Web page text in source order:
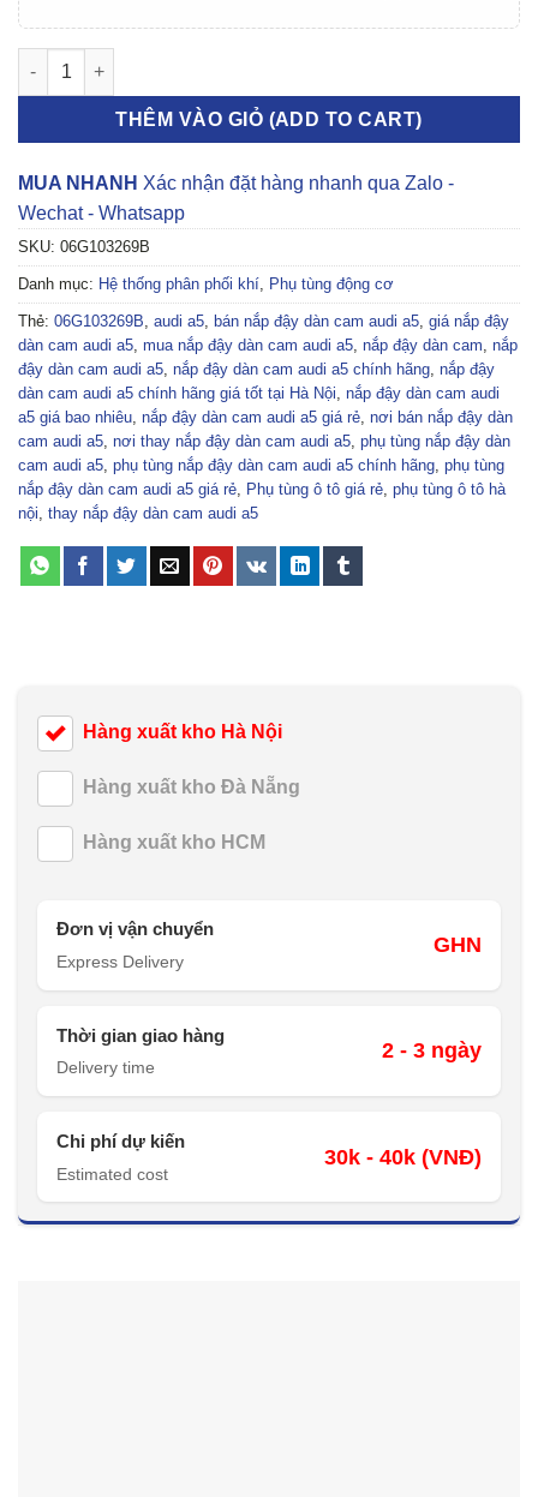
NẮP ĐẬY DÀN CAM AUDI A5 2013-2021 | 06G103269B số lượng
THÊM VÀO GIỎ (ADD TO CART)
MUA NHANH Xác nhận đặt hàng nhanh qua Zalo -
Wechat - Whatsapp
SKU: 06G103269B
Danh mục: Hệ thống phân phối khí Phụ tùng động cơ
Thẻ: 06G103269B audi a5 bán nắp đậy dàn cam audi a5 giá nắp đậy
dàn cam audi a5 mua nắp đậy dàn cam audi a5 nắp đậy dàn cam nắp
đậy dàn cam audi a5 nắp đậy dàn cam audi a5 chính hãng nắp đậy
dàn cam audi a5 chính hãng giá tốt tại Hà Nội nắp đậy dàn cam audi
a5 giá bao nhiêu nắp đậy dàn cam audi a5 giá rẻ nơi bán nắp đậy dàn
cam audi a5 nơi thay nắp đậy dàn cam audi a5 phụ tùng nắp đậy dàn
cam audi a5 phụ tùng nắp đậy dàn cam audi a5 chính hãng phụ tùng
nắp đậy dàn cam audi a5 giá rẻ Phụ tùng ô tô giá rẻ phụ tùng ô tô hà
nội thay nắp đậy dàn cam audi a5
Hàng xuất kho Hà Nội
Hàng xuất kho Đà Nẵng
Hàng xuất kho HCM
Đơn vị vận chuyển
Express Delivery
GHN
Thời gian giao hàng
Delivery time
2 - 3 ngày
Chi phí dự kiến
Estimated cost
30k - 40k (VNĐ)